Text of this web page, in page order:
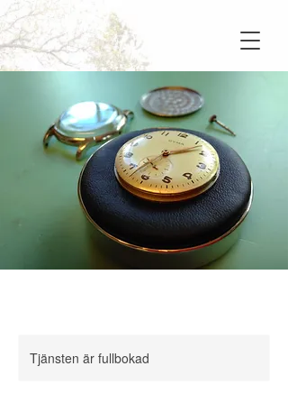
Tjänsten är fullbokad